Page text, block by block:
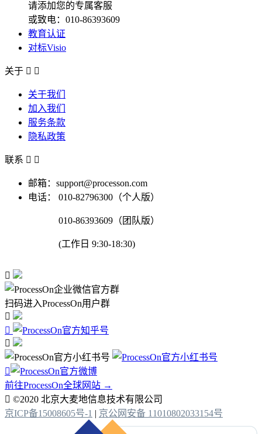
请添加您的专属客服
或致电：010-86393609
教育认证
对标Visio
关于  
关于我们
加入我们
服务条款
隐私政策
联系  
邮箱：support@processon.com
电话：
010-82796300（个人版）
010-86393609（团队版）
(工作日 9:30-18:30)

扫码进入ProcessOn用户群




前往ProcessOn全球网站 →
 ©2020 北京大麦地信息技术有限公司
京ICP备15008605号-1 | 京公网安备 11010802033154号